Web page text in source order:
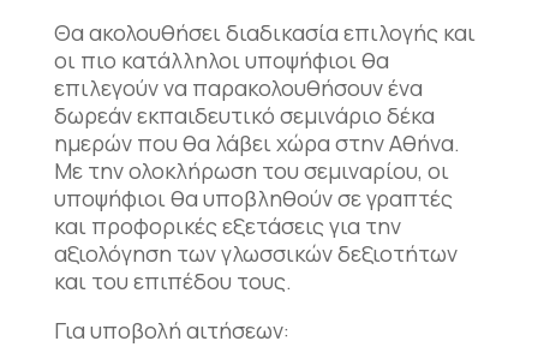
Θα ακολουθήσει διαδικασία επιλογής και
οι πιο κατάλληλοι υποψήφιοι θα
επιλεγούν να παρακολουθήσουν ένα
δωρεάν εκπαιδευτικό σεμινάριο δέκα
ημερών που θα λάβει χώρα στην Αθήνα.
Με την ολοκλήρωση του σεμιναρίου, οι
υποψήφιοι θα υποβληθούν σε γραπτές
και προφορικές εξετάσεις για την
αξιολόγηση των γλωσσικών δεξιοτήτων
και του επιπέδου τους.
Για υποβολή αιτήσεων: